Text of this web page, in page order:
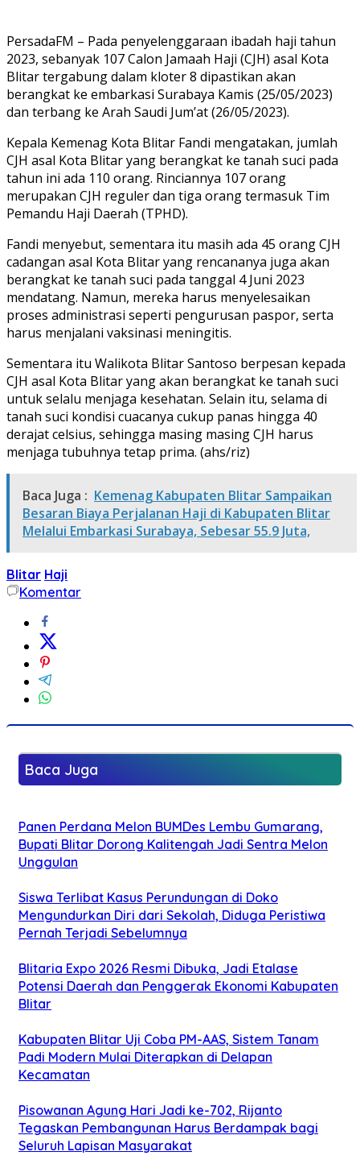
PersadaFM – Pada penyelenggaraan ibadah haji tahun
2023, sebanyak 107 Calon Jamaah Haji (CJH) asal Kota
Blitar tergabung dalam kloter 8 dipastikan akan
berangkat ke embarkasi Surabaya Kamis (25/05/2023)
dan terbang ke Arah Saudi Jum’at (26/05/2023).
Kepala Kemenag Kota Blitar Fandi mengatakan, jumlah
CJH asal Kota Blitar yang berangkat ke tanah suci pada
tahun ini ada 110 orang. Rinciannya 107 orang
merupakan CJH reguler dan tiga orang termasuk Tim
Pemandu Haji Daerah (TPHD).
Fandi menyebut, sementara itu masih ada 45 orang CJH
cadangan asal Kota Blitar yang rencananya juga akan
berangkat ke tanah suci pada tanggal 4 Juni 2023
mendatang. Namun, mereka harus menyelesaikan
proses administrasi seperti pengurusan paspor, serta
harus menjalani vaksinasi meningitis.
Sementara itu Walikota Blitar Santoso berpesan kepada
CJH asal Kota Blitar yang akan berangkat ke tanah suci
untuk selalu menjaga kesehatan. Selain itu, selama di
tanah suci kondisi cuacanya cukup panas hingga 40
derajat celsius, sehingga masing masing CJH harus
menjaga tubuhnya tetap prima. (ahs/riz)
Baca Juga : Kemenag Kabupaten Blitar Sampaikan
Besaran Biaya Perjalanan Haji di Kabupaten Blitar
Melalui Embarkasi Surabaya, Sebesar 55.9 Juta,
Blitar Haji
Komentar
Baca Juga
Panen Perdana Melon BUMDes Lembu Gumarang,
Bupati Blitar Dorong Kalitengah Jadi Sentra Melon
Unggulan
Siswa Terlibat Kasus Perundungan di Doko
Mengundurkan Diri dari Sekolah, Diduga Peristiwa
Pernah Terjadi Sebelumnya
Blitaria Expo 2026 Resmi Dibuka, Jadi Etalase
Potensi Daerah dan Penggerak Ekonomi Kabupaten
Blitar
Kabupaten Blitar Uji Coba PM-AAS, Sistem Tanam
Padi Modern Mulai Diterapkan di Delapan
Kecamatan
Pisowanan Agung Hari Jadi ke-702, Rijanto
Tegaskan Pembangunan Harus Berdampak bagi
Seluruh Lapisan Masyarakat